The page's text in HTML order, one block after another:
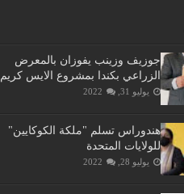
جوزيف وزينب يفوزان بالمعرض
الزراعي بكندا بمشروع الايس كريم
يوليو 31, 2022
هندوراس تسلم "ملكة الكوكايين"
للولايات المتحدة
يوليو 28, 2022